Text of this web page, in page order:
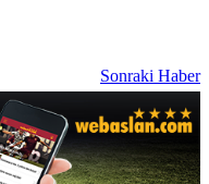
Sonraki Haber